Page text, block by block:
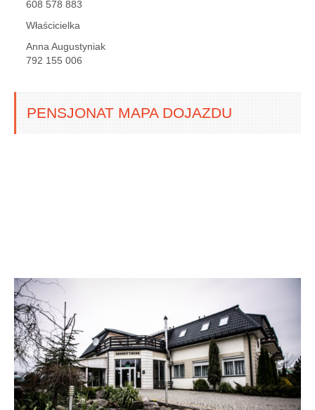
608 578 883
Właścicielka
Anna Augustyniak
792 155 006
PENSJONAT MAPA DOJAZDU